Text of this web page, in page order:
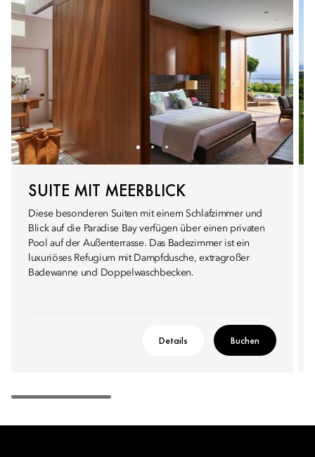
SUITE MIT MEERBLICK
Diese besonderen Suiten mit einem Schlafzimmer und
Blick auf die Paradise Bay verfügen über einen privaten
Pool auf der Außenterrasse. Das Badezimmer ist ein
luxuriöses Refugium mit Dampfdusche, extragroßer
Badewanne und Doppelwaschbecken.
Details Buchen